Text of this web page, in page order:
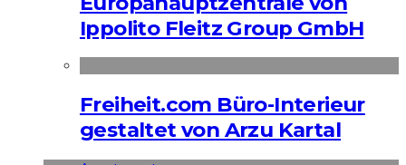
Ippolito Fleitz Group GmbH
Freiheit.com Büro-Interieur
gestaltet von Arzu Kartal